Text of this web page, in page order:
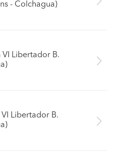
- Colchagua)
Libertador B.
Libertador B.